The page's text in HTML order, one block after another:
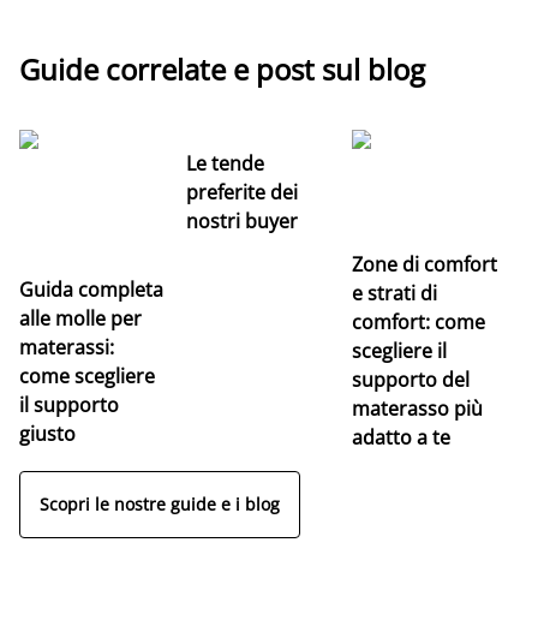
Guide correlate e post sul blog
Guida completa
alle molle per
materassi:
come scegliere
il supporto
giusto
Le tende
preferite dei
nostri buyer
Zone di comfort
e strati di
comfort: come
scegliere il
supporto del
materasso più
adatto a te
Scopri le nostre guide e i blog